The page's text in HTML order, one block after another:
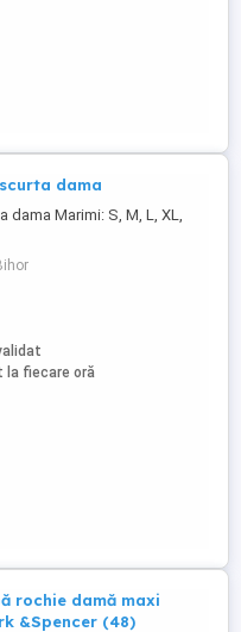
dama
dama Marimi: S, M, L, XL,
la fiecare oră
rochie damă maxi
&Spencer (48)